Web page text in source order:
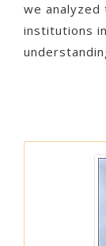
we
institutions